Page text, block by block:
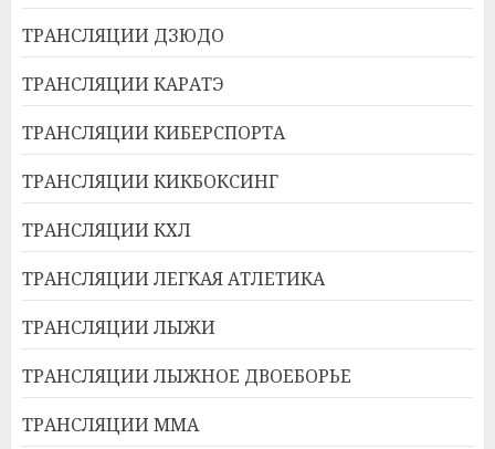
ТРАНСЛЯЦИИ ДЗЮДО
ТРАНСЛЯЦИИ КАРАТЭ
ТРАНСЛЯЦИИ КИБЕРСПОРТА
ТРАНСЛЯЦИИ КИКБОКСИНГ
ТРАНСЛЯЦИИ КХЛ
ТРАНСЛЯЦИИ ЛЕГКАЯ АТЛЕТИКА
ТРАНСЛЯЦИИ ЛЫЖИ
ТРАНСЛЯЦИИ ЛЫЖНОЕ ДВОЕБОРЬЕ
ТРАНСЛЯЦИИ ММА